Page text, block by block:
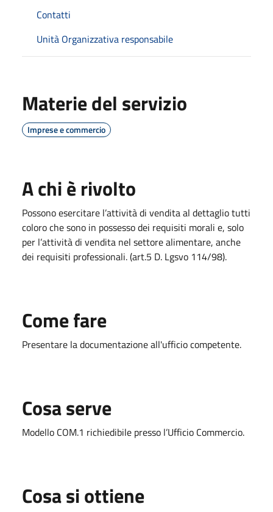
Contatti
Unità Organizzativa responsabile
Materie del servizio
Imprese e commercio
A chi è rivolto
Possono esercitare l’attività di vendita al dettaglio tutti
coloro che sono in possesso dei requisiti morali e, solo
per l’attività di vendita nel settore alimentare, anche
dei requisiti professionali. (art.5 D. Lgsvo 114/98).
Come fare
Presentare la documentazione all'ufficio competente.
Cosa serve
Modello COM.1 richiedibile presso l’Ufficio Commercio.
Cosa si ottiene